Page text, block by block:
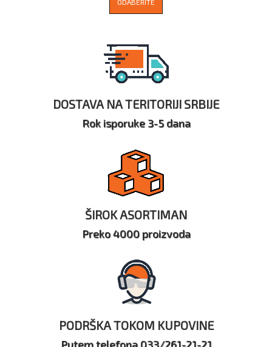
DOSTAVA NA TERITORIJI SRBIJE
Rok isporuke 3-5 dana
ŠIROK ASORTIMAN
Preko 4000 proizvoda
PODRŠKA TOKOM KUPOVINE
Putem telefona 033/261-21-21